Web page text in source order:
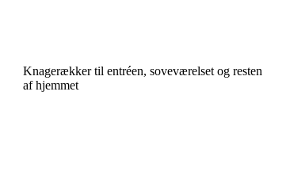
Knagerækker til entréen, soveværelset og resten
af hjemmet